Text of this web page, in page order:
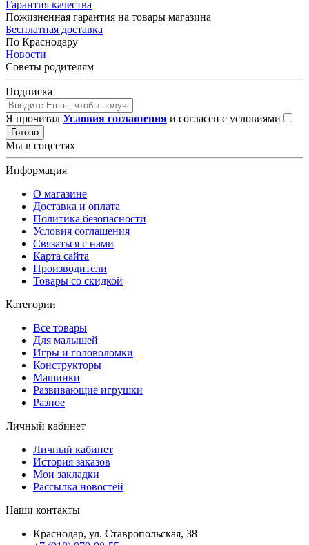
Гарантия качества
Пожизненная гарантия на товары магазина
Бесплатная доставка
По Краснодару
Новости
Советы родителям
Подписка
Я прочитал Условия соглашения и согласен с условиями
Готово
Мы в соцсетях
Информация
О магазине
Доставка и оплата
Политика безопасности
Условия соглашения
Связаться с нами
Карта сайта
Производители
Товары со скидкой
Категории
Все товары
Для малышей
Игры и головоломки
Конструкторы
Машинки
Развивающие игрушки
Разное
Личный кабинет
Личный кабинет
История заказов
Мои закладки
Рассылка новостей
Наши контакты
Краснодар, ул. Ставропольская, 38